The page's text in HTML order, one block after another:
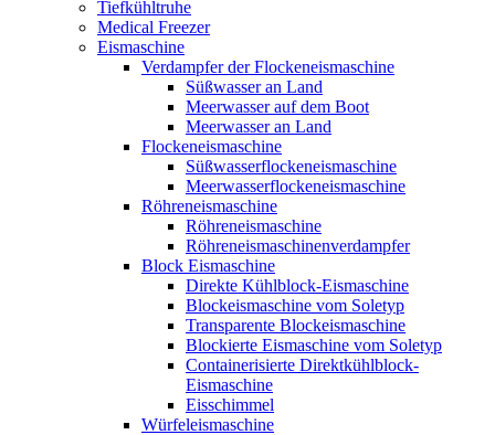
Tiefkühltruhe
Medical Freezer
Eismaschine
Verdampfer der Flockeneismaschine
Süßwasser an Land
Meerwasser auf dem Boot
Meerwasser an Land
Flockeneismaschine
Süßwasserflockeneismaschine
Meerwasserflockeneismaschine
Röhreneismaschine
Röhreneismaschine
Röhreneismaschinenverdampfer
Block Eismaschine
Direkte Kühlblock-Eismaschine
Blockeismaschine vom Soletyp
Transparente Blockeismaschine
Blockierte Eismaschine vom Soletyp
Containerisierte Direktkühlblock-
Eismaschine
Eisschimmel
Würfeleismaschine